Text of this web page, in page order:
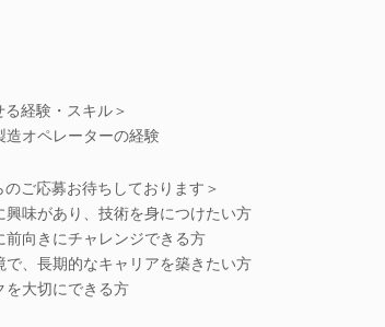
る経験・スキル＞
造オペレーターの経験
のご応募お待ちしております＞
興味があり、技術を身につけたい方
前向きにチャレンジできる方
で、長期的なキャリアを築きたい方
を大切にできる方